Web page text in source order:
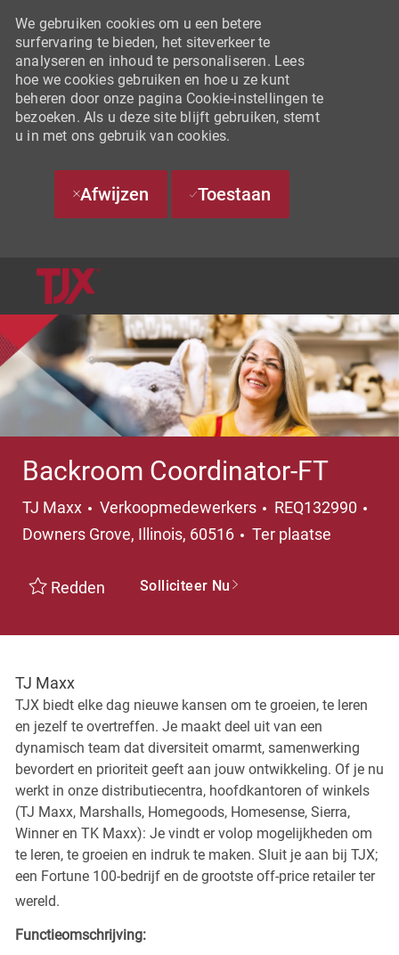
We gebruiken cookies om u een betere
surfervaring te bieden, het siteverkeer te
analyseren en inhoud te personaliseren. Lees
hoe we cookies gebruiken en hoe u ze kunt
beheren door onze pagina Cookie-instellingen te
bezoeken. Als u deze site blijft gebruiken, stemt
u in met ons gebruik van cookies.
Afwijzen Toestaan
Backroom Coordinator-FT
TJ Maxx Categorie
Verkoopmedewerkers REQ132990
Downers Grove, Illinois, 60516
Ter plaatse
Redden Solliciteer Nu
TJ Maxx
TJX biedt elke dag nieuwe kansen om te groeien, te leren
en jezelf te overtreffen. Je maakt deel uit van een
dynamisch team dat diversiteit omarmt, samenwerking
bevordert en prioriteit geeft aan jouw ontwikkeling. Of je nu
werkt in onze distributiecentra, hoofdkantoren of winkels
(TJ Maxx, Marshalls, Homegoods, Homesense, Sierra,
Winner en TK Maxx): Je vindt er volop mogelijkheden om
te leren, te groeien en indruk te maken. Sluit je aan bij TJX;
een Fortune 100-bedrijf en de grootste off-price retailer ter
wereld.
Functieomschrijving: